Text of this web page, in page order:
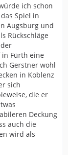
ich schon
Spiel in
Augsburg und
Rückschläge
Fürth eine
Gerstner wohl
in Koblenz
sich
die er
Deckung
auch die
wird als